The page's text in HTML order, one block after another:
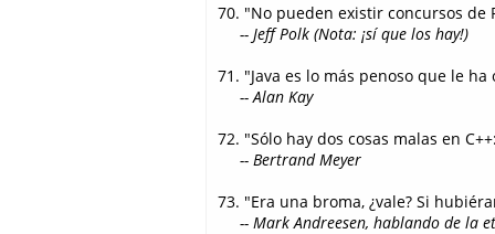
70. "No pueden existir concursos
-- Jeff Polk (Nota: ¡sí que los hay!)
71. "Java es lo más penoso que le
-- Alan Kay
72. "Sólo hay dos cosas malas en
-- Bertrand Meyer
73. "Era una broma, ¿vale? Si
-- Mark Andreesen, hablando de la